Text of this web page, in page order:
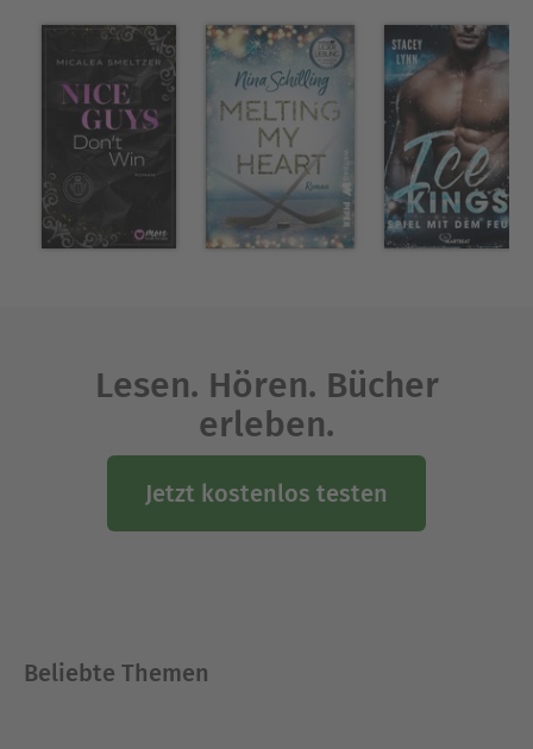
Lesen. Hören. Bücher
erleben.
Jetzt kostenlos testen
Beliebte Themen